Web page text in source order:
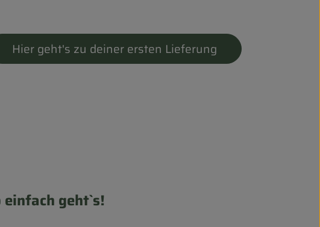
Hier geht's zu deiner ersten Lieferung
geht`s!